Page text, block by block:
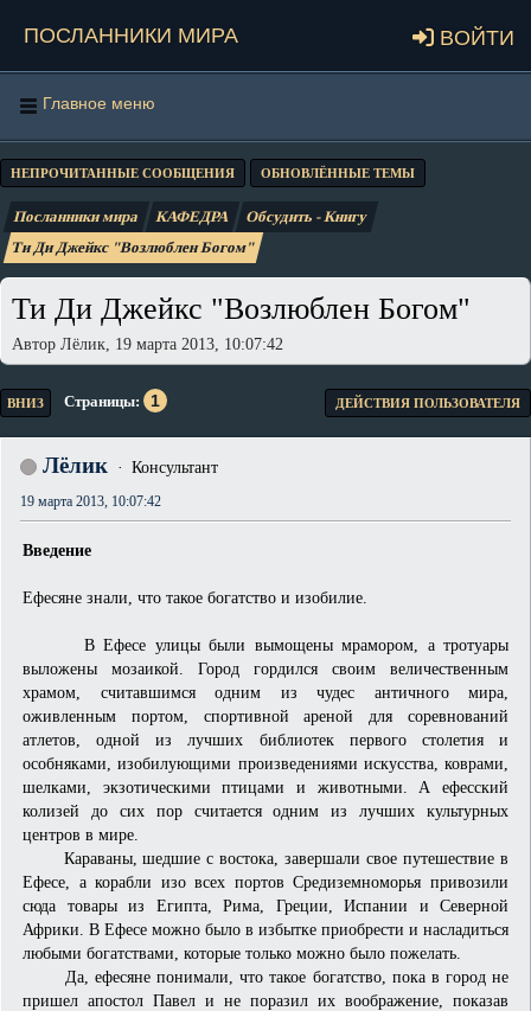
Посланники мира Войти
Главное меню
НЕПРОЧИТАННЫЕ СООБЩЕНИЯ ОБНОВЛЁННЫЕ ТЕМЫ
Посланники мира КАФЕДРА
Обсудить - Книгу
Ти Ди Джейкс "Возлюблен Богом"
Ти Ди Джейкс "Возлюблен Богом"
Автор Лёлик, 19 марта 2013, 10:07:42
ВНИЗ Страницы 1 ДЕЙСТВИЯ ПОЛЬЗОВАТЕЛЯ
Лёлик Консультант
19 марта 2013, 10:07:42
Введение
Ефесяне знали, что такое богатство и изобилие.
В Ефесе улицы были вымощены мрамором, а тротуары
выложены мозаикой. Город гордился своим величественным
храмом, считавшимся одним из чудес античного мира,
оживленным портом, спортивной ареной для соревнований
атлетов, одной из лучших библиотек первого столетия и
особняками, изобилующими произведениями искусства, коврами,
шелками, экзотическими птицами и животными. А ефесский
колизей до сих пор считается одним из лучших культурных
центров в мире.
Караваны, шедшие с востока, завершали свое путешествие в
Ефесе, а корабли изо всех портов Средиземноморья привозили
сюда товары из Египта, Рима, Греции, Испании и Северной
Африки. В Ефесе можно было в избытке приобрести и насладиться
любыми богатствами, которые только можно было пожелать.
Да, ефесяне понимали, что такое богатство, пока в город не
пришел апостол Павел и не поразил их воображение, показав